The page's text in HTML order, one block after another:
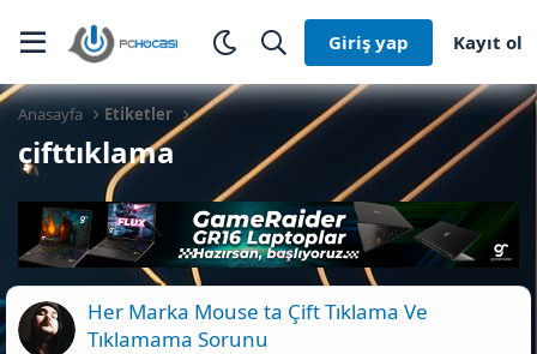
Giriş yap Kayıt ol
Anasayfa Etiketler
çifttıklama
Her Marka Mouse ta Çift Tıklama Ve
Tıklamama Sorunu